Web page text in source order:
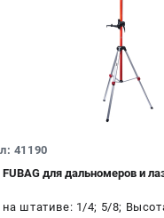
41190
для дальномеров и
на штативе: 1/4; 5/8;